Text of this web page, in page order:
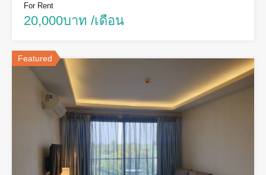
For Rent
20,000บาท /เดือน
Featured